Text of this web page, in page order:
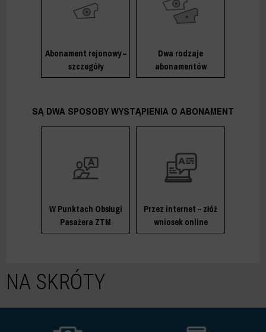
Abonament rejonowy –
szczegóły
Dwa rodzaje
abonamentów
SĄ DWA SPOSOBY WYSTĄPIENIA O ABONAMENT
W Punktach Obsługi
Pasażera ZTM
Przez internet – złóż
wniosek online
NA SKRÓTY